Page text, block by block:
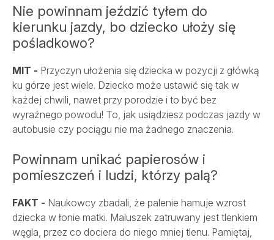
Nie powinnam jeździć tyłem do
kierunku jazdy, bo dziecko ułoży się
pośladkowo?
MIT - Przyczyn ułożenia się dziecka w pozycji z główką
ku górze jest wiele. Dziecko może ustawić się tak w
każdej chwili, nawet przy porodzie i to być bez
wyraźnego powodu! To, jak usiądziesz podczas jazdy w
autobusie czy pociągu nie ma żadnego znaczenia.
Powinnam unikać papierosów i
pomieszczeń i ludzi, którzy palą?
FAKT - Naukowcy zbadali, że palenie hamuje wzrost
dziecka w łonie matki. Maluszek zatruwany jest tlenkiem
węgla, przez co dociera do niego mniej tlenu. Pamiętaj,